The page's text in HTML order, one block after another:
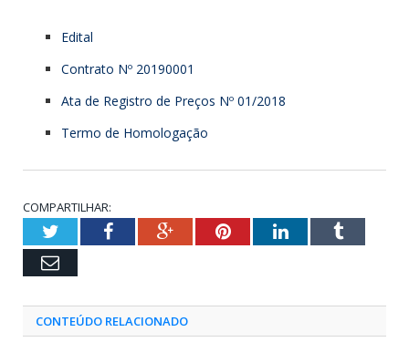
Edital
Contrato Nº 20190001
Ata de Registro de Preços Nº 01/2018
Termo de Homologação
COMPARTILHAR:
TwitterFacebookGoogle+PinterestLinkedInTumblr
Email
CONTEÚDO RELACIONADO